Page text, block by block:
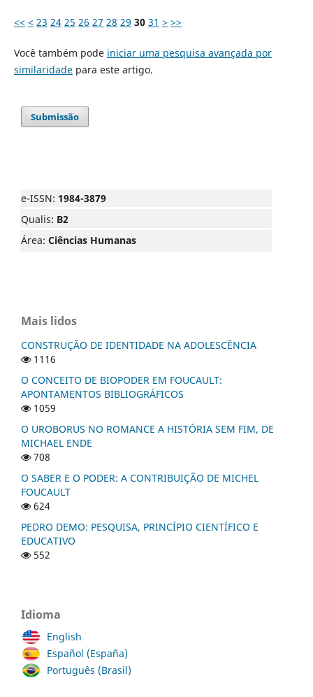
<< < 23 24 25 26 27 28 29 30 31 > >>
Você também pode iniciar uma pesquisa avançada por
similaridadepara este artigo.
Submissão
e-ISSN: 1984-3879
Qualis: B2
Área: Ciências Humanas
Mais lidos
CONSTRUÇÃO DE IDENTIDADE NA ADOLESCÊNCIA
1116
O CONCEITO DE BIOPODER EM FOUCAULT:
APONTAMENTOS BIBLIOGRÁFICOS
1059
O UROBORUS NO ROMANCE A HISTÓRIA SEM FIM, DE
MICHAEL ENDE
708
O SABER E O PODER: A CONTRIBUIÇÃO DE MICHEL
FOUCAULT
624
PEDRO DEMO: PESQUISA, PRINCÍPIO CIENTÍFICO E
EDUCATIVO
552
Idioma
English
Español (España)
Português (Brasil)